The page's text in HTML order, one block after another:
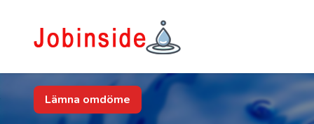
Lämna omdöme